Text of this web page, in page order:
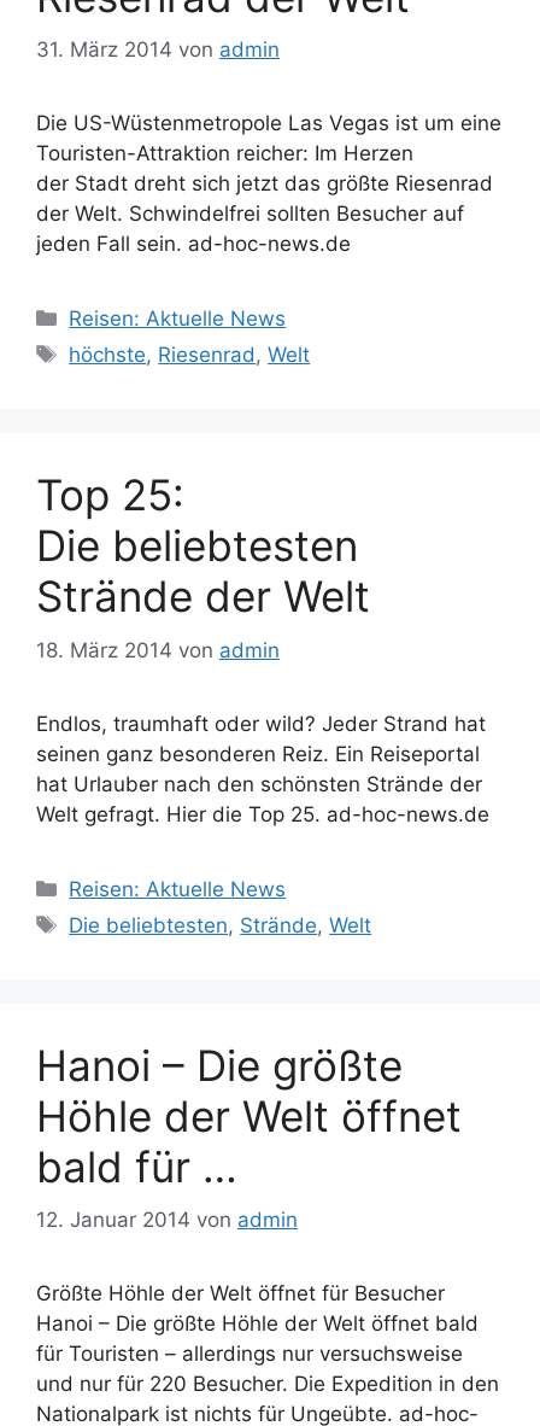
31. März 2014 von admin
Die US-Wüstenmetropole Las Vegas ist um eine
Touristen-Attraktion reicher: Im Herzen
der Stadt dreht sich jetzt das größte Riesenrad
der Welt. Schwindelfrei sollten Besucher auf
jeden Fall sein. ad-hoc-news.de
Kategorien
Reisen: Aktuelle News
Schlagwörter
höchste, Riesenrad,Welt
Top 25:
Die beliebtesten
Strände der Welt
18. März 2014 von admin
Endlos, traumhaft oder wild? Jeder Strand hat
seinen ganz besonderen Reiz. Ein Reiseportal
hat Urlauber nach den schönsten Strände der
Welt gefragt. Hier die Top 25. ad-hoc-news.de
Kategorien
Reisen: Aktuelle News
Schlagwörter
Die beliebtesten, Strände,Welt
Hanoi – Die größte
Höhle der Welt öffnet
bald für …
12. Januar 2014 von admin
Größte Höhle der Welt öffnet für Besucher
Hanoi – Die größte Höhle der Welt öffnet bald
für Touristen – allerdings nur versuchsweise
und nur für 220 Besucher. Die Expedition in den
Nationalpark ist nichts für Ungeübte. ad-hoc-